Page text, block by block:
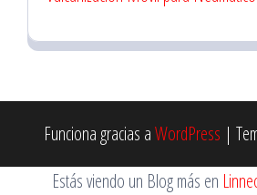
Funciona gracias aWordPress |
Estás viendo un Blog más en